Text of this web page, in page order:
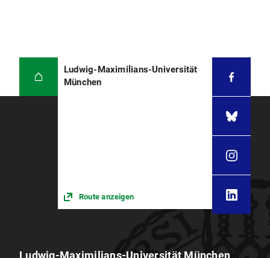
Ludwig-Maximilians-Universität
München
Route anzeigen
Ludwig-Maximilians-Universität München